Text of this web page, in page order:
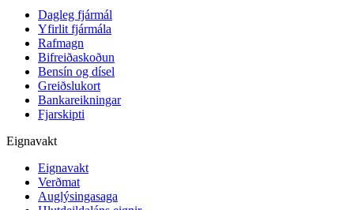
Dagleg fjármál
Yfirlit fjármála
Rafmagn
Bifreiðaskoðun
Bensín og dísel
Greiðslukort
Bankareikningar
Fjarskipti
Eignavakt
Eignavakt
Verðmat
Auglýsingasaga